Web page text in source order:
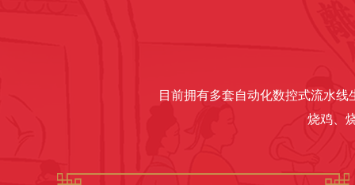
目前拥有多套自动化数控式流水
烧鸡、